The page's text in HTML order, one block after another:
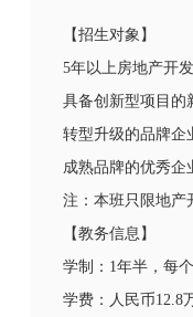
【招生对象】
5年以上房地产开
具备创新型项目的
转型升级的品牌企
成熟品牌的优秀
注：本班只限地产
【教务信息】
学制：1年半，每
学费：人民币12.8